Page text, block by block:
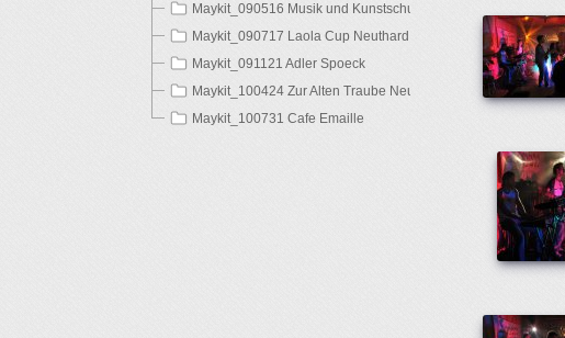
Maykit_090516 Musik und Kunstschule Bruchsal
Maykit_090717 Laola Cup Neuthard
Maykit_091121 Adler Spoeck
Maykit_100424 Zur Alten Traube Neuthard
Maykit_100731 Cafe Emaille